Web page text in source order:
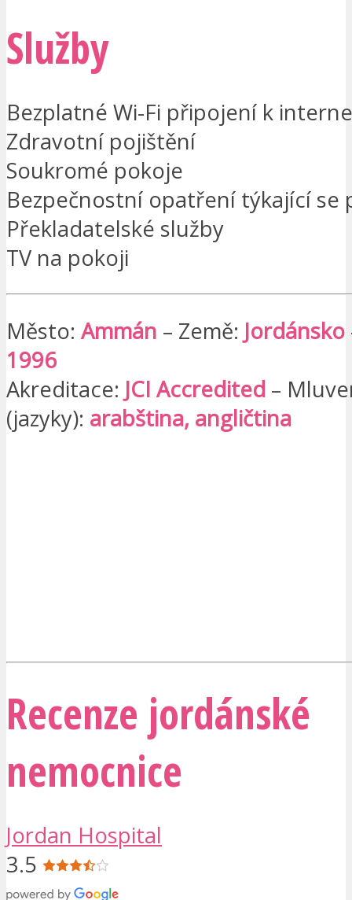
Služby
Bezplatné Wi-Fi připojení k
Zdravotní pojištění
Soukromé pokoje
Bezpečnostní opatření týkající se
Překladatelské služby
TV na pokoji
Město: Ammán – Země: Jordánsko
1996
Akreditace: JCI Accredited –
(jazyky): arabština, angličtina
Recenze jordánské
nemocnice
Jordan Hospital
3.5